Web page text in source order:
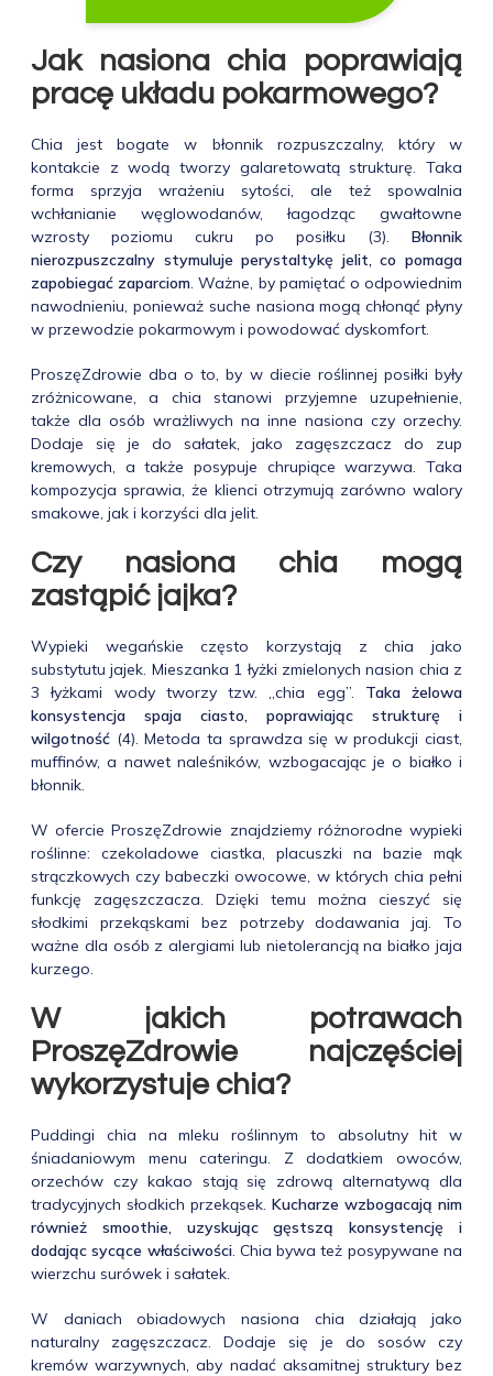
Jak nasiona chia poprawiają
pracę układu pokarmowego?
Chia jest bogate w błonnik rozpuszczalny, który w
kontakcie z wodą tworzy galaretowatą strukturę. Taka
forma sprzyja wrażeniu sytości, ale też spowalnia
wchłanianie węglowodanów, łagodząc gwałtowne
wzrosty poziomu cukru po posiłku (3). Błonnik
nierozpuszczalny stymuluje perystaltykę jelit, co pomaga
zapobiegać zaparciom. Ważne, by pamiętać o odpowiednim
nawodnieniu, ponieważ suche nasiona mogą chłonąć płyny
w przewodzie pokarmowym i powodować dyskomfort.
ProszęZdrowie dba o to, by w diecie roślinnej posiłki były
zróżnicowane, a chia stanowi przyjemne uzupełnienie,
także dla osób wrażliwych na inne nasiona czy orzechy.
Dodaje się je do sałatek, jako zagęszczacz do zup
kremowych, a także posypuje chrupiące warzywa. Taka
kompozycja sprawia, że klienci otrzymują zarówno walory
smakowe, jak i korzyści dla jelit.
Czy nasiona chia mogą
zastąpić jajka?
Wypieki wegańskie często korzystają z chia jako
substytutu jajek. Mieszanka 1 łyżki zmielonych nasion chia z
3 łyżkami wody tworzy tzw. „chia egg”. Taka żelowa
konsystencja spaja ciasto, poprawiając strukturę i
wilgotność (4). Metoda ta sprawdza się w produkcji ciast,
muffinów, a nawet naleśników, wzbogacając je o białko i
błonnik.
W ofercie ProszęZdrowie znajdziemy różnorodne wypieki
roślinne: czekoladowe ciastka, placuszki na bazie mąk
strączkowych czy babeczki owocowe, w których chia pełni
funkcję zagęszczacza. Dzięki temu można cieszyć się
słodkimi przekąskami bez potrzeby dodawania jaj. To
ważne dla osób z alergiami lub nietolerancją na białko jaja
kurzego.
W jakich potrawach
ProszęZdrowie najczęściej
wykorzystuje chia?
Puddingi chia na mleku roślinnym to absolutny hit w
śniadaniowym menu cateringu. Z dodatkiem owoców,
orzechów czy kakao stają się zdrową alternatywą dla
tradycyjnych słodkich przekąsek. Kucharze wzbogacają nim
również smoothie, uzyskując gęstszą konsystencję i
dodając sycące właściwości. Chia bywa też posypywane na
wierzchu surówek i sałatek.
W daniach obiadowych nasiona chia działają jako
naturalny zagęszczacz. Dodaje się je do sosów czy
kremów warzywnych, aby nadać aksamitnej struktury bez